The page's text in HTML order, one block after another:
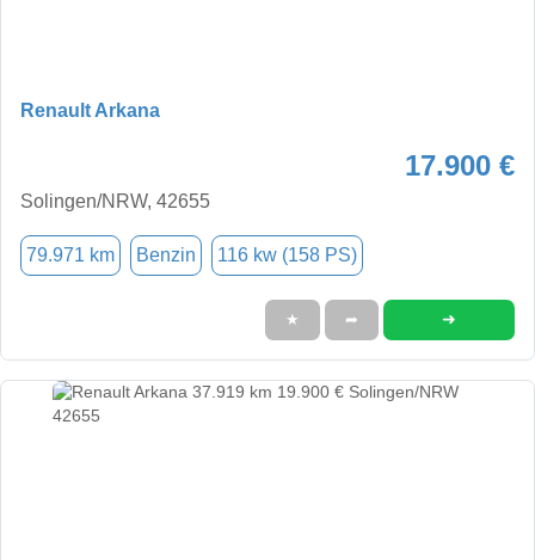
Renault Arkana
17.900 €
Solingen/NRW, 42655
79.971 km Benzin 116 kw (158 PS)
★ ➦ ➜